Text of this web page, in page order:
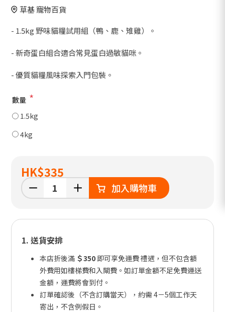
草基 寵物百貨
- 1.5kg 野味貓糧試用組（鴨、鹿、雉雞）。
- 新奇蛋白組合適合常見蛋白過敏貓咪。
- 優質貓糧風味探索入門包裝。
數量 *
1.5kg
4kg
HK$335
加入購物車
1. 送貨安排
本店折後滿 ＄350 即可享免運費 禮遇，但不包含額
外費用如樓梯費和入閘費。如訂單金額不足免費運送
金額，運費將會到付。
訂單確認後（不含訂購當天），約需 4－5個工作天
寄出，不含例假日。